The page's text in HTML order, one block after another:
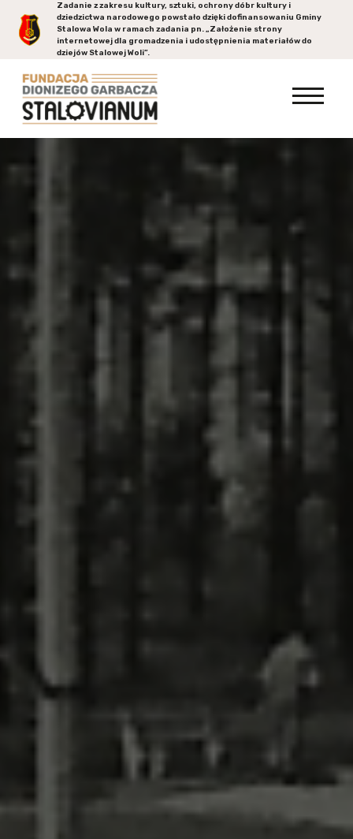
Zadanie z zakresu kultury, sztuki, ochrony dóbr kultury i
dziedzictwa narodowego powstało dzięki dofinansowaniu Gminy
Stalowa Wolaw ramach zadania pn. „Założenie strony
internetowej dla gromadzenia i udostępnienia materiałów do
dziejów Stalowej Woli”.